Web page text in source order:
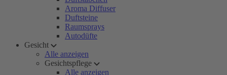
Aroma Diffuser
Duftsteine
Raumsprays
Autodüfte
Gesicht
Alle anzeigen
Gesichtspflege
Alle anzeigen